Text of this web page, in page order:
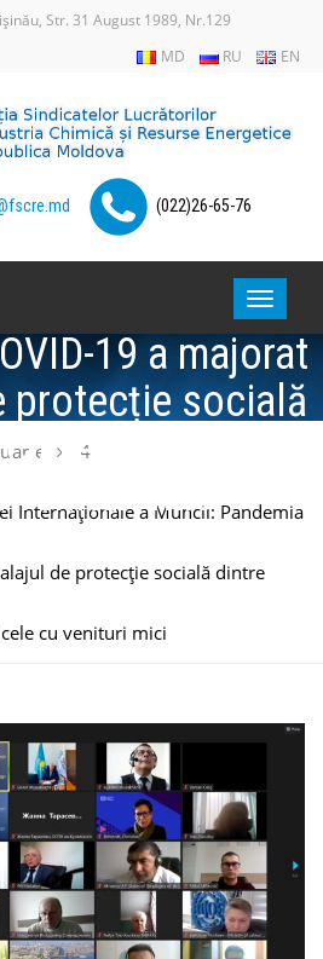
Str. 31 August 1989, Nr.129
MD
RU EN
(022)26-65-76
Toggle
Organizației
a Muncii:
19 a majorat
protecție socială
venituri mari și
venituri mici
4
Internaționale a Muncii: Pandemia
de protecție socială dintre
cu venituri mici